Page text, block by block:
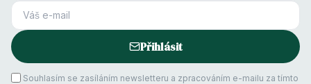
Přihlásit
Souhlasím se zasíláním newsletteru a zpracováním e-mailu za tímto